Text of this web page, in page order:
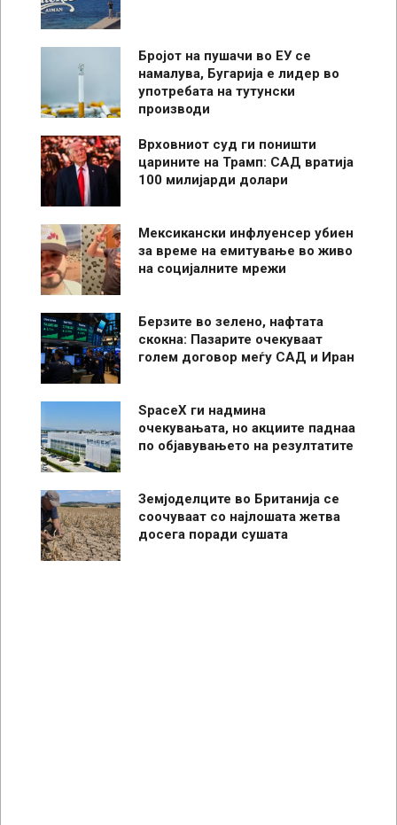
Бројот на пушачи во ЕУ се
намалува, Бугарија е лидер во
употребата на тутунски
производи
Врховниот суд ги поништи
царините на Трамп: САД вратија
100 милијарди долари
Мексикански инфлуенсер убиен
за време на емитување во живо
на социјалните мрежи
Берзите во зелено, нафтата
скокна: Пазарите очекуваат
голем договор меѓу САД и Иран
SpaceX ги надмина
очекувањата, но акциите паднаа
по објавувањето на резултатите
Земјоделците во Британија се
соочуваат со најлошата жетва
досега поради сушата